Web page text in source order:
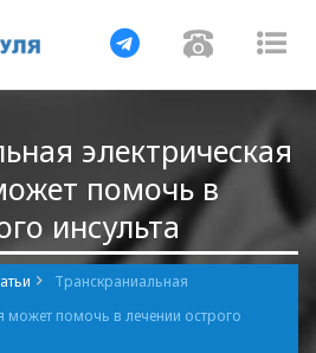
Навигация
электрическая
помочь в
инсульта
Транскраниальная
может помочь в лечении острого